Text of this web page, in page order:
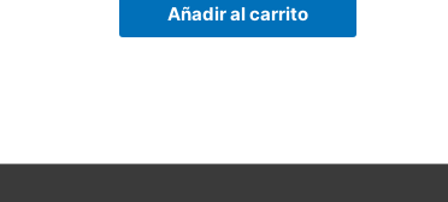
Añadir al carrito